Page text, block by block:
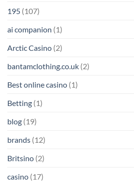
195 (107)
ai companion (1)
Arctic Casino (2)
bantamclothing.co.uk (2)
Best online casino (1)
Betting (1)
blog (19)
brands (12)
Britsino (2)
casino (17)